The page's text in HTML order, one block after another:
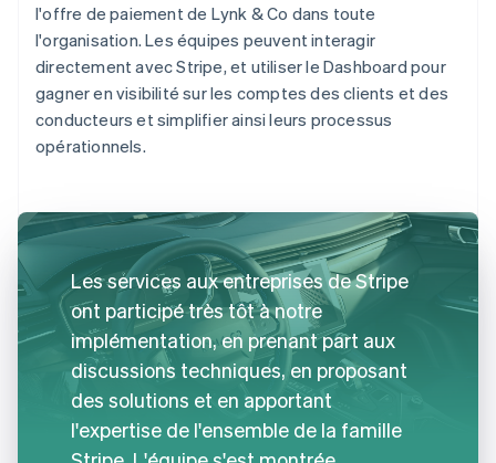
l'offre de paiement de Lynk & Co dans toute
l'organisation. Les équipes peuvent interagir
directement avec Stripe, et utiliser le Dashboard pour
gagner en visibilité sur les comptes des clients et des
conducteurs et simplifier ainsi leurs processus
opérationnels.
Les services aux entreprises de Stripe
ont participé très tôt à notre
implémentation, en prenant part aux
discussions techniques, en proposant
des solutions et en apportant
l'expertise de l'ensemble de la famille